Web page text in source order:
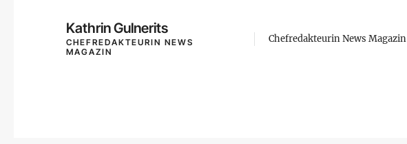
Kathrin Gulnerits
CHEFREDAKTEURIN NEWS
MAGAZIN
Chefredakteurin News Magazin